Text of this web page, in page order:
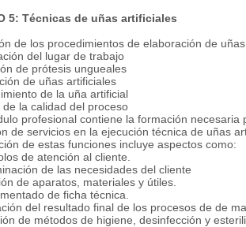
5: Técnicas de uñas artificiales
de los procedimientos de elaboración de
del lugar de trabajo
de prótesis ungueales
de uñas artificiales
de la uña artificial
de la calidad del proceso
profesional contiene la formación
de servicios en la ejecución técnica de uñas
de estas funciones incluye aspectos como:
de atención al cliente.
de las necesidades del cliente
de aparatos, materiales y útiles.
de ficha técnica.
del resultado final de los procesos de de
de métodos de higiene, desinfección y